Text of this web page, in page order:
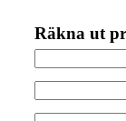
Räkna ut